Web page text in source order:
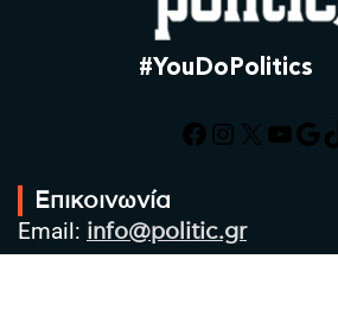
#YouDoPolitics
Facebook
Instagram
X
Επικοινωνία
Email: info@politic.gr
Τηλ: